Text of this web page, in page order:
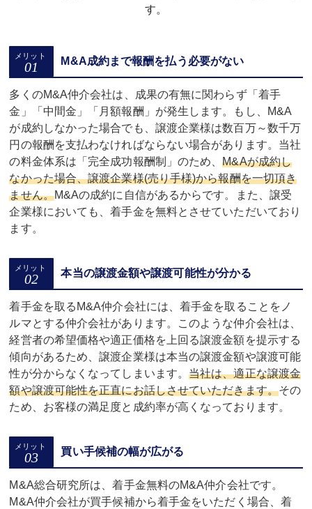
す。
M&A成約まで報酬を払う必要がない
多くのM&A仲介会社は、成果の有無に関わらず「着手
金」「中間金」「月額報酬」が発生します。もし、M&A
が成約しなかった場合でも、譲渡企業様は数百万～数千万
円の報酬を支払わなければならない場合があります。当社
の料金体系は「完全成功報酬制」のため、M&Aが成約し
なかった場合、譲渡企業様(売り手様)から報酬を一切頂き
ません。M&Aの成約に自信があるからです。また、譲受
企業様においても、着手金を無料とさせていただいており
ます。
本当の譲渡金額や譲渡可能性が分かる
着手金を取るM&A仲介会社には、着手金を取ることをノ
ルマとする仲介会社があります。このような仲介会社は、
経営者の希望価格や適正価格を上回る譲渡金額を提示する
傾向があるため、譲渡企業様は本当の譲渡金額や譲渡可能
性が分からなくなってしまいます。当社は、適正な譲渡金
額や譲渡可能性を正直にお話しさせていただきます。その
ため、お客様の満足度と成約率が高くなっております。
買い手候補の幅が広がる
M&A総合研究所は、着手金無料のM&A仲介会社です。
M&A仲介会社が買手候補から着手金をいただく場合、着